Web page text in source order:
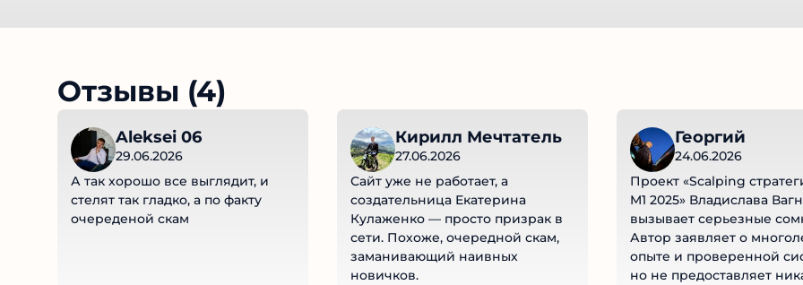
Отзывы (4)
Aleksei 06
29.06.2026
А так хорошо все выглядит, и
стелят так гладко, а по факту
очереденой скам
Кирилл Мечтатель
27.06.2026
Сайт уже не работает, а
создательница Екатерина
Кулаженко — просто призрак в
сети. Похоже, очередной скам,
заманивающий наивных
новичков.
Георгий
24.06.2026
Проект «Scalping
M1 2025» Владислава
вызывает серьезные
Автор заявляет о
опыте и проверенной
но не предоставляет